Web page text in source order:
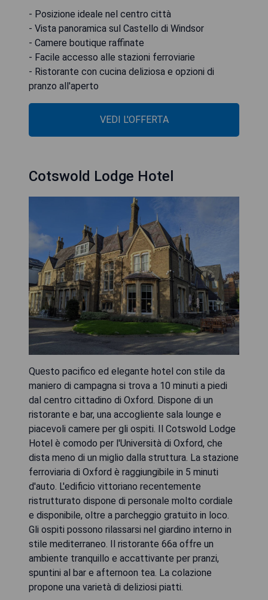
- Posizione ideale nel centro città
- Vista panoramica sul Castello di Windsor
- Camere boutique raffinate
- Facile accesso alle stazioni ferroviarie
- Ristorante con cucina deliziosa e opzioni di
pranzo all'aperto
VEDI L'OFFERTA
Cotswold Lodge Hotel
Questo pacifico ed elegante hotel con stile da
maniero di campagna si trova a 10 minuti a piedi
dal centro cittadino di Oxford. Dispone di un
ristorante e bar, una accogliente sala lounge e
piacevoli camere per gli ospiti. Il Cotswold Lodge
Hotel è comodo per l'Università di Oxford, che
dista meno di un miglio dalla struttura. La stazione
ferroviaria di Oxford è raggiungibile in 5 minuti
d'auto. L'edificio vittoriano recentemente
ristrutturato dispone di personale molto cordiale
e disponibile, oltre a parcheggio gratuito in loco.
Gli ospiti possono rilassarsi nel giardino interno in
stile mediterraneo. Il ristorante 66a offre un
ambiente tranquillo e accattivante per pranzi,
spuntini al bar e afternoon tea. La colazione
propone una varietà di deliziosi piatti.